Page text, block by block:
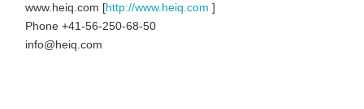
www.heiq.com [http://www.heiq.com ]
Phone +41-56-250-68-50
info@heiq.com